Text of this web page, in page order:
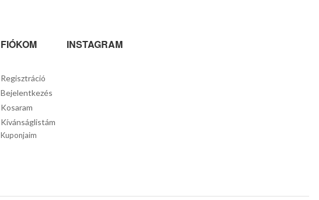
FIÓKOM
Regisztráció
Bejelentkezés
Kosaram
Kívánságlistám
Kuponjaim
INSTAGRAM